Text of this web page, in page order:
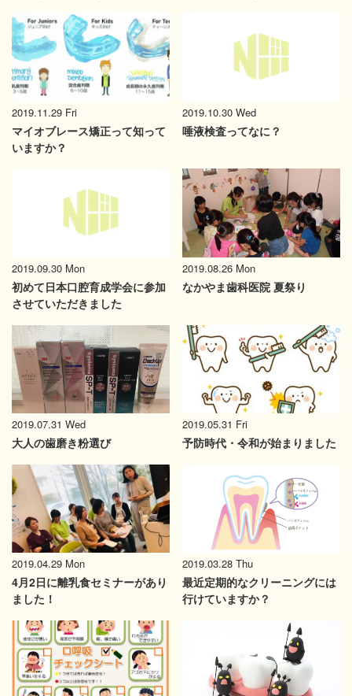
2019.11.29 Fri
マイオブレース矯正って知って
いますか？
2019.10.30 Wed
唾液検査ってなに？
2019.09.30 Mon
初めて日本口腔育成学会に参加
させていただきました
2019.08.26 Mon
なかやま歯科医院 夏祭り
2019.07.31 Wed
大人の歯磨き粉選び
2019.05.31 Fri
予防時代・令和が始まりました
2019.04.29 Mon
4月2日に離乳食セミナーがあり
ました！
2019.03.28 Thu
最近定期的なクリーニングには
行けていますか？